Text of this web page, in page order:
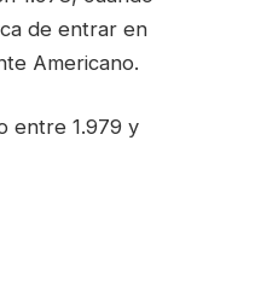
de entrar en
Americano.
entre 1.979 y